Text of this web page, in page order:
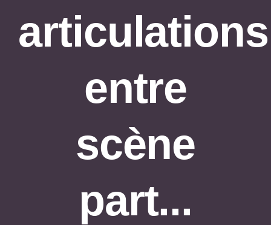
articulations
entre
scène
part...